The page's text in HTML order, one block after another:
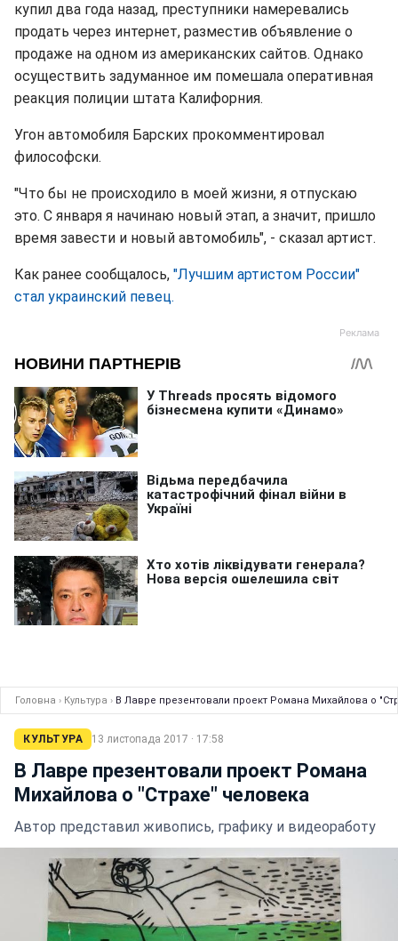
купил два года назад, преступники намеревались
продать через интернет, разместив объявление о
продаже на одном из американских сайтов. Однако
осуществить задуманное им помешала оперативная
реакция полиции штата Калифорния.
Угон автомобиля Барских прокомментировал
философски.
"Что бы не происходило в моей жизни, я отпускаю
это. С января я начинаю новый этап, а значит, пришло
время завести и новый автомобиль", - сказал артист.
Как ранее сообщалось, "Лучшим артистом России"
стал украинский певец.
Головна › Культура › В Лавре презентовали проект Романа Михайлова о
КУЛЬТУРА 13 листопада 2017 · 17:58
В Лавре презентовали проект Романа
Михайлова о "Страхе" человека
Автор представил живопись, графику и видеоработу